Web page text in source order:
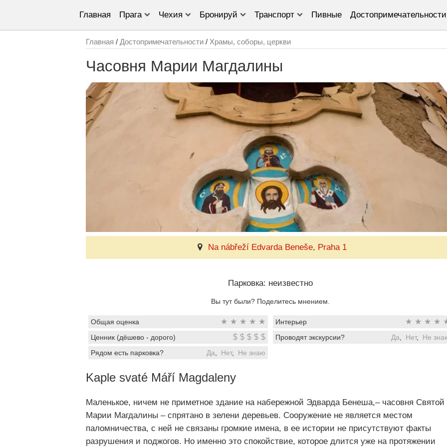
Главная Прага Чехия Бронируй Транспорт Пивные Достопримечательности
Главная / Достопримечательности / Храмы, соборы, церкви
Часовня Марии Магдалины
Na nábřeží Edvarda Beneše, Praha 1
Парковка: неизвестно
Вы тут были? Поделитесь мнением.
Общая оценка ★ ★ ★ ★ ★ Интерьер ★ ★ ★ ★
Ценник (дёшево - дорого) $ $ $ $ $ Проводят экскурсии? Да Нет, Не
Рядом есть парковка?
Да Нет, Не знаю
Kaple svaté Máří Magdaleny
Маленькое, ничем не приметное здание на набережной Эдварда Бенеша,– часовня Святой
Марии Магдалины – спрятано в зелени деревьев. Сооружение не является местом
паломничества, с ней не связаны громкие имена, в ее истории не присутствуют факты
разрушения и поджогов. Но именно это спокойствие, которое длится уже на протяжении